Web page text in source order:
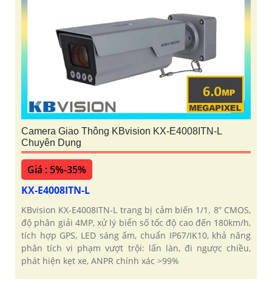
Camera Giao Thông KBvision KX-E4008ITN-L
Chuyên Dụng
Giá : 5%-35%
KX-E4008ITN-L
KBvision KX-E4008ITN-L trang bị cảm biến 1/1. 8” CMOS,
độ phân giải 4MP, xử lý biển số tốc độ cao đến 180km/h,
tích hợp GPS, LED sáng ấm, chuẩn IP67/IK10, khả năng
phân tích vi phạm vượt trội: lấn làn, đi ngược chiều,
phát hiện kẹt xe, ANPR chính xác >99%